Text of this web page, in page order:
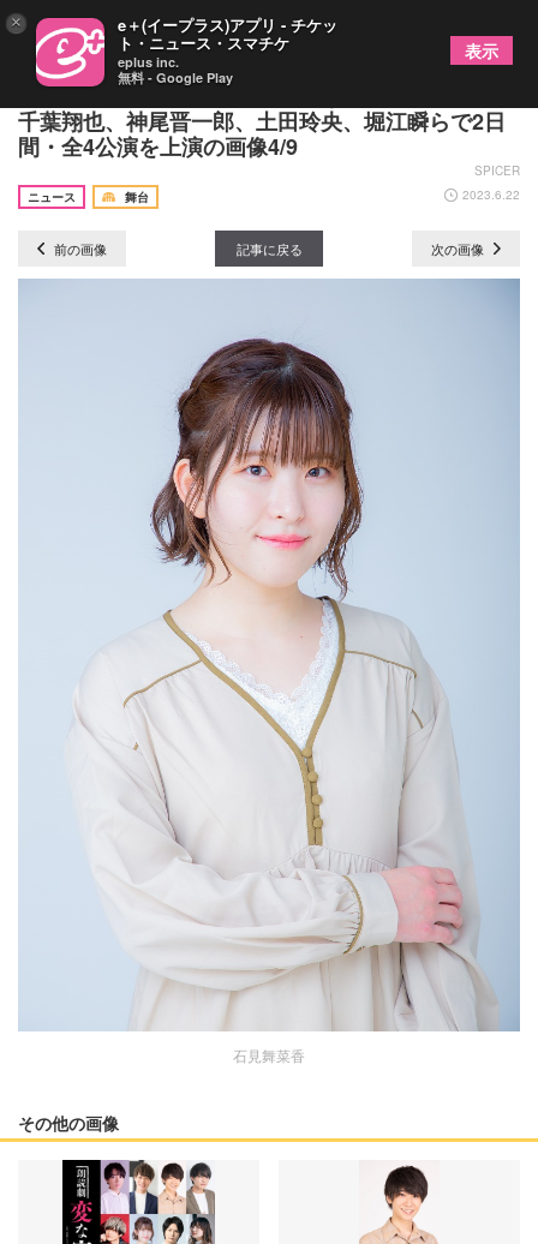
話題の“不動産ミステリー”『変な家』が朗読劇化
千葉翔也、神尾晋一郎、土田玲央、堀江瞬らで2日
間・全4公演を上演の画像4/9
SPICER
ニュース
舞台 2023.6.22
前の画像 記事に戻る 次の画像
石見舞菜香
その他の画像
× e＋(イープラス)アプリ - チケッ
ト・ニュース・スマチケ
eplus inc.
無料 - Google Play
表示